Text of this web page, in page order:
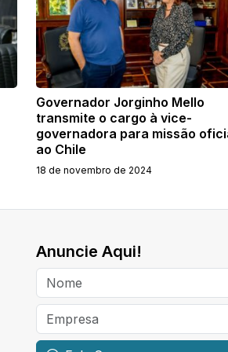
Governador Jorginho Mello
transmite o cargo à vice-
governadora para missão
ao Chile
18 de novembro de 2024
Anuncie Aqui!